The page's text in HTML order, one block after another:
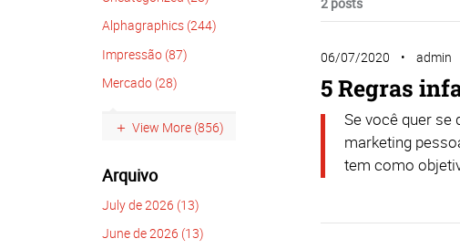
Alphagraphics (244)
Impressão (87)
Mercado (28)
View More (856)
Arquivo
July de 2026 (13)
June de 2026 (13)
06/07/2020 admin
5 Regras
Se você quer se
marketing
tem como